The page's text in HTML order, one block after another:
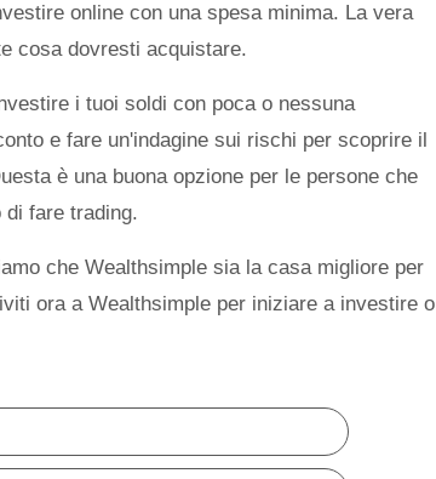
online con una spesa minima. La vera
cosa dovresti acquistare.
i tuoi soldi con poca o nessuna
e fare un'indagine sui rischi per scoprire il
è una buona opzione per le persone che
di fare trading.
che Wealthsimple sia la casa migliore per
ora a Wealthsimple per iniziare a investire o